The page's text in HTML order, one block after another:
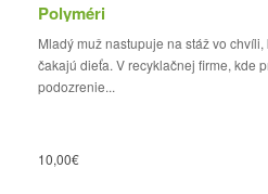
Polyméri
Mladý muž nastupuje na stáž vo
čakajú dieťa. V recyklačnej firme, kde
podozrenie...
10,00€